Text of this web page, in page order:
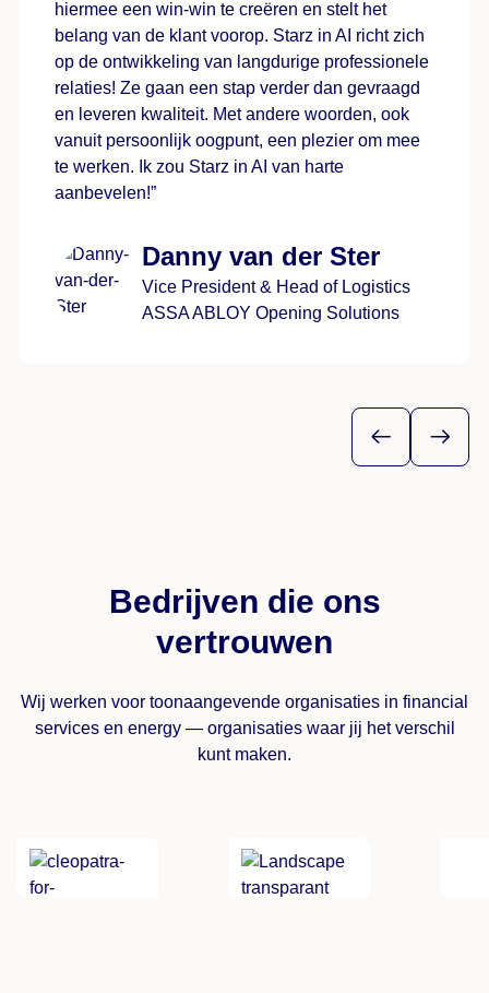
hiermee een win-win te creëren en stelt het
belang van de klant voorop. Starz in AI richt zich
op de ontwikkeling van langdurige professionele
relaties! Ze gaan een stap verder dan gevraagd
en leveren kwaliteit. Met andere woorden, ook
vanuit persoonlijk oogpunt, een plezier om mee
te werken. Ik zou Starz in AI van harte
aanbevelen!”
Danny van der Ster
Vice President & Head of Logistics
ASSA ABLOY Opening Solutions
Bedrijven die ons
vertrouwen
Wij werken voor toonaangevende organisaties in financial
services en energy — organisaties waar jij het verschil
kunt maken.